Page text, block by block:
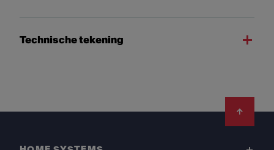
Technische tekening